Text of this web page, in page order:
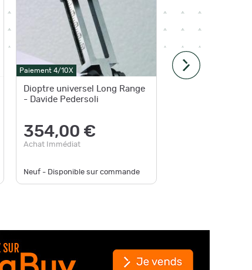
Paiement 4/10X
Dioptre universel Long Range
- Davide Pedersoli
354,00 €
Achat Immédiat
Neuf - Disponible sur commande